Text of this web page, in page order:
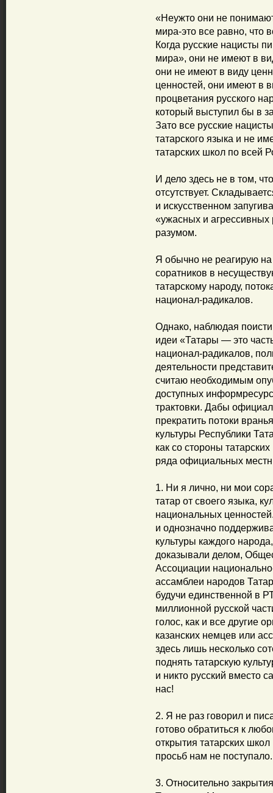
«Неужто они не
мира-это все равно, что
Когда русские нацисты
мира», они не имеют в
они не имеют в виду
ценностей, они имеют в
процветания русского
который выступил бы в
Зато все русские
татарского языка и не
татарских школ по всей
И дело здесь не в том,
отсутствует.
и искусственном
«ужасных и агрессивных
разумом.
Я обычно не реагирую
соратников в
татарскому народу,
национал-радикалов.
Однако, наблюдая
идеи «Татары — это
национал-радикалов,
деятельности
считаю необходимым
доступных
трактовки. Дабы
прекратить потоки
культуры Республики
как со стороны
ряда официальных
1. Ни я лично, ни мои
татар от своего языка,
национальных
и однозначно
культуры каждого
доказывали делом,
Ассоциации
ассамблеи народов
будучи единственной в
миллионной русской
голос, как и все другие
казанских немцев или
здесь лишь несколько
поднять татарскую
и никто русский вместо
нас!
2. Я не раз говорил и
готово обратиться к
открытия татарских
просьб нам не поступало.
3. Относительно